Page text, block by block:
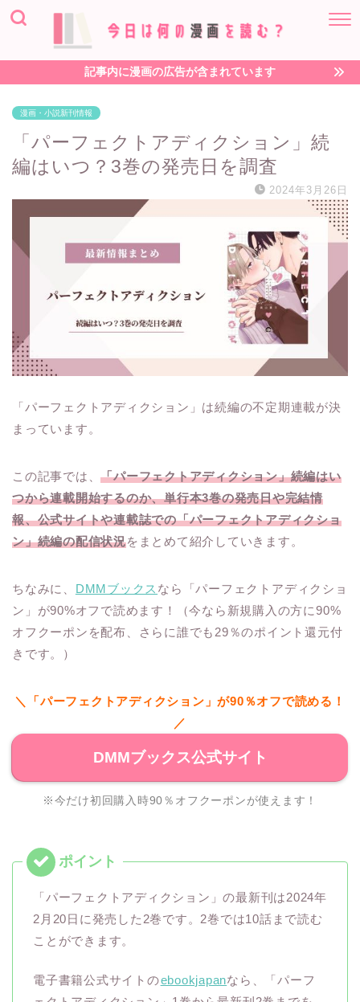
記事内に漫画の広告が含まれています
漫画・小説新刊情報
「パーフェクトアディクション」続
編はいつ？3巻の発売日を調査
2024年3月26日
「パーフェクトアディクション」は続編の不定期連載が決
まっています。
この記事では、「パーフェクトアディクション」続編はい
つから連載開始するのか、単行本3巻の発売日や完結情
報、公式サイトや連載誌での「パーフェクトアディクショ
ン」続編の配信状況をまとめて紹介していきます。
ちなみに、 DMMブックス なら「パーフェクトアディクショ
ン」が90%オフで読めます！（今なら新規購入の方に90%
オフクーポンを配布、さらに誰でも29％のポイント還元付
きです。）
＼「パーフェクトアディクション」が90％オフで読める！
／
DMMブックス公式サイト
※今だけ初回購入時90％オフクーポンが使えます！
「パーフェクトアディクション」の最新刊は2024年
2月20日に発売した2巻です。2巻では10話まで読む
ことができます。
電子書籍公式サイトのebookjapanなら、「パーフ